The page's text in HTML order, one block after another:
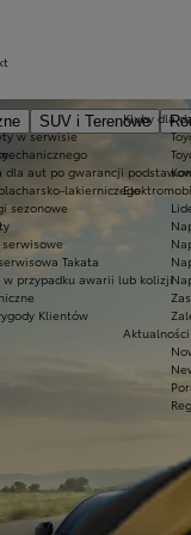
SUV i TerenoweKluby dla
Aktualności
w serwisie
dla aut po gwarancji
lakierniczego
sezonowe
serwisowe
Takata
w przypadku awarii lub kolizji
Klientów